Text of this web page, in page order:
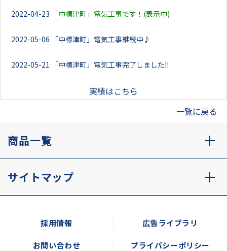
2022-04-23 「中標津町」電気工事です！(表示中)
2022-05-06 「中標津町」電気工事継続中♪
2022-05-21 「中標津町」電気工事完了しました‼
実績はこちら
一覧に戻る
商品一覧
サイトマップ
採用情報 広告ライブラリ
お問い合わせ プライバシーポリシー